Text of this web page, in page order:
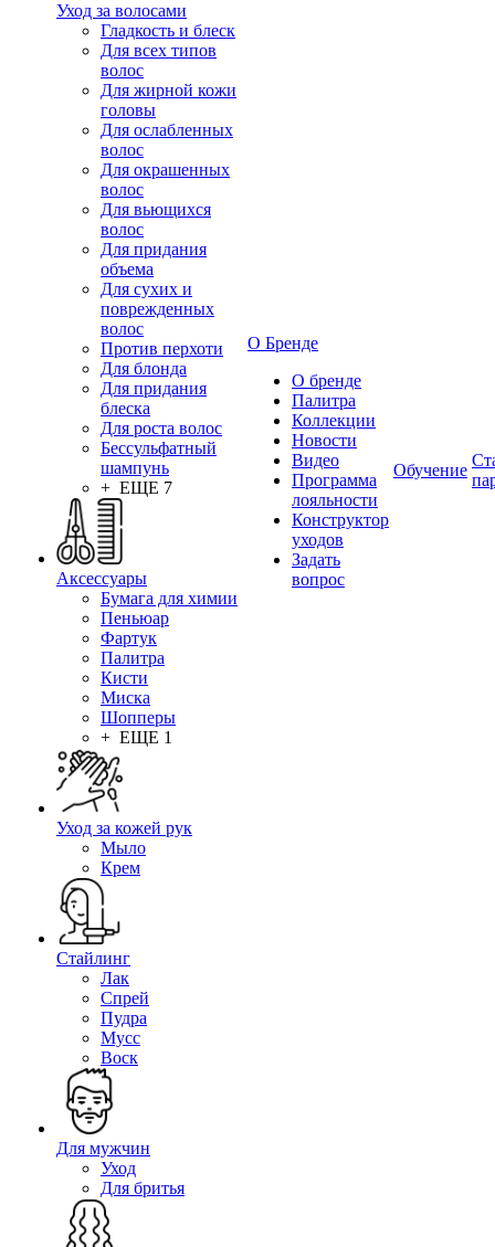
Уход за волосами
Гладкость и блеск
Для всех типов
волос
Для жирной кожи
головы
Для ослабленных
волос
Для окрашенных
волос
Для вьющихся
волос
Для придания
объема
Для сухих и
поврежденных
волос
Против перхоти
Для блонда
Для придания
блеска
Для роста волос
Бессульфатный
шампунь
+ ЕЩЕ 7
Аксессуары
Бумага для химии
Пеньюар
Фартук
Палитра
Кисти
Миска
Шопперы
+ ЕЩЕ 1
Уход за кожей рук
Мыло
Крем
Стайлинг
Лак
Спрей
Пудра
Мусс
Воск
Для мужчин
Уход
Для бритья
О Бренде
О бренде
Палитра
Коллекции
Новости
Видео
Программа
лояльности
Конструктор
уходов
Задать
вопрос
Обучение